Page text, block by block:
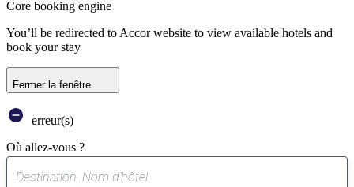
Core booking engine
You’ll be redirected to Accor website to view available hotels and
book your stay
Fermer la fenêtre
erreur(s)
Où allez-vous ?